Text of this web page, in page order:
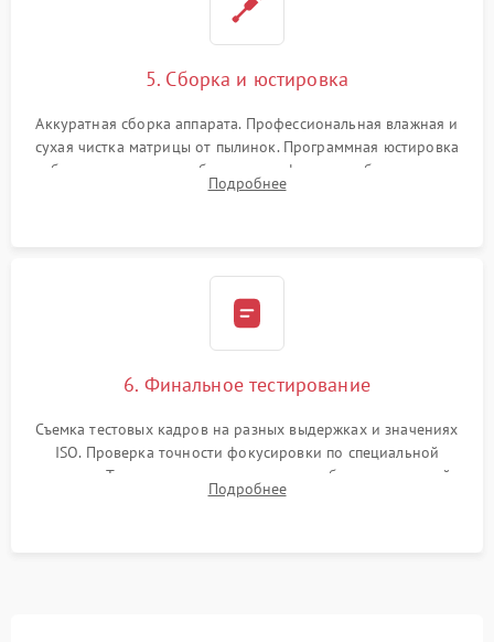
5. Сборка и юстировка
Аккуратная сборка аппарата. Профессиональная влажная и
сухая чистка матрицы от пылинок. Программная юстировка
рабочего отрезка, калибровка автофокуса, стабилизатора и
экспозамера с помощью сервисного ПО.
Подробнее
6. Финальное тестирование
Съемка тестовых кадров на разных выдержках и значениях
ISO. Проверка точности фокусировки по специальной
мишени. Тест записи на карту памяти, работы встроенной
вспышки, микрофона и всех кнопок управления.
Подробнее